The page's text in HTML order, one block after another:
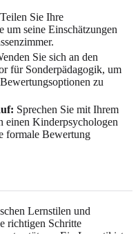
Teilen Sie Ihre
um seine Einschätzungen
Sie sich an den
für Sonderpädagogik, um
zu
Sprechen Sie mit Ihrem
einen Kinderpsychologen
formale Bewertung
Lernstilen und
richtigen Schritte